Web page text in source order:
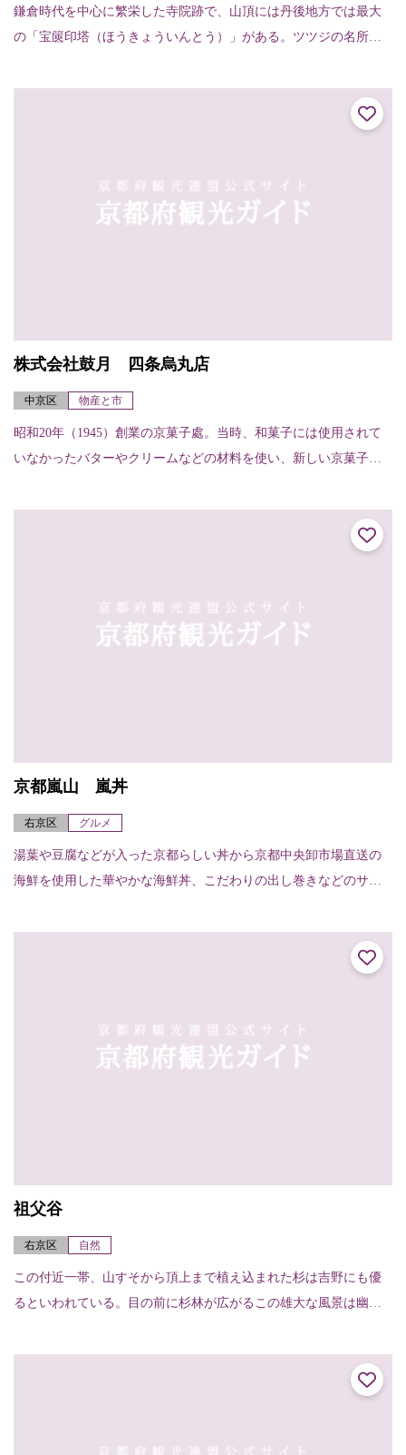
鎌倉時代を中心に繁栄した寺院跡で、山頂には丹後地方では最大
の「宝篋印塔（ほうきょういんとう）」がある。ツツジの名所で
株式会社鼓月 四条烏丸店
中京区 物産と市
昭和20年（1945）創業の京菓子處。当時、和菓子には使用されて
いなかったバターやクリームなどの材料を使い、新しい京菓子を
続ける「千寿せ...
京都嵐山 嵐丼
右京区 グルメ
湯葉や豆腐などが入った京都らしい丼から京都中央卸市場直送の
海鮮を使用した華やかな海鮮丼、こだわりの出し巻きなどのサイ
祖父谷
右京区 自然
この付近一帯、山すそから頂上まで植え込まれた杉は吉野にも優
るといわれている。目の前に杉林が広がるこの雄大な風景は幽寂